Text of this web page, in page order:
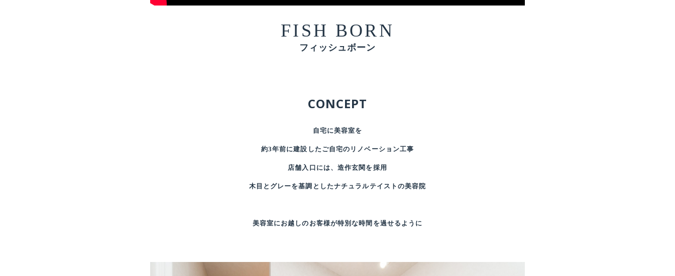
FISH BORN
フィッシュボーン
CONCEPT
自宅に美容室を
約3年前に建設したご自宅のリノベーション工事
店舗入口には、造作玄関を採用
木目とグレーを基調としたナチュラルテイストの美容院
美容室にお越しのお客様が特別な時間を過せるように